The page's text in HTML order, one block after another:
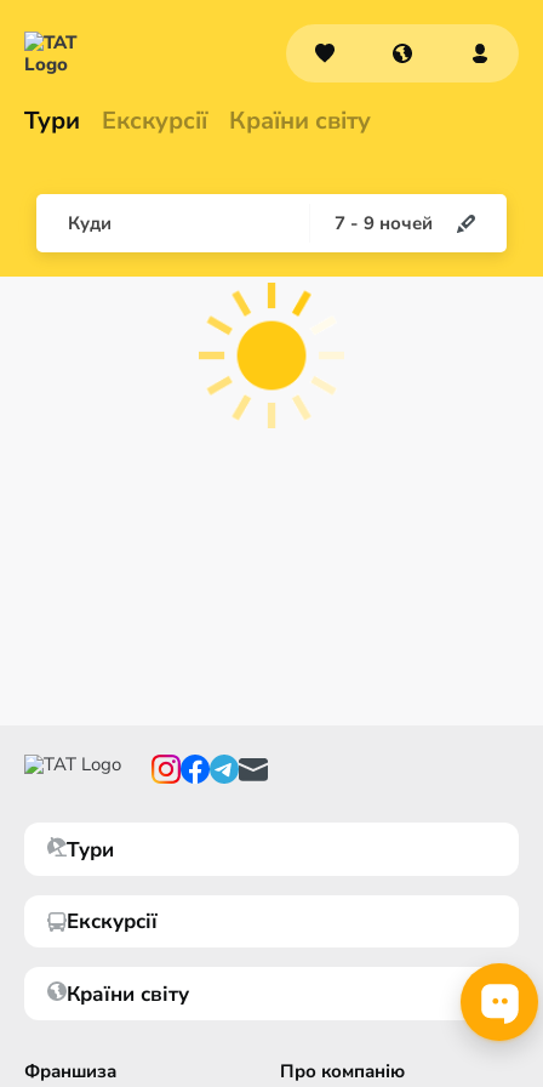
Тури Екскурсії Країни світу
Куди 7 - 9 ночей
Тури
Екскурсії
Країни світу
Франшиза
Про компанію